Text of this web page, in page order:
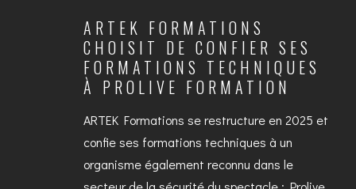
ARTEK FORMATIONS
CHOISIT DE CONFIER SES
FORMATIONS TECHNIQUES
À PROLIVE FORMATION
ARTEK Formations se restructure en 2025 et
confie ses formations techniques à un
organisme également reconnu dans le